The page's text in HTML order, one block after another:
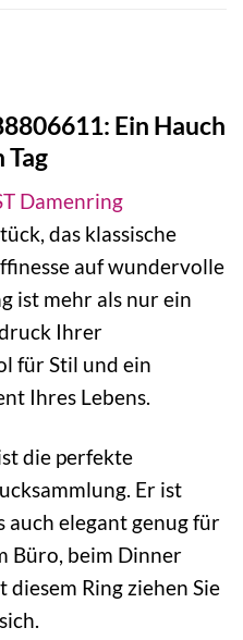
Ein Hauch
Tag
Damenring
das klassische
auf wundervolle
ist mehr als nur ein
Ihrer
für Stil und ein
Ihres Lebens.
die perfekte
Er ist
auch elegant genug für
Büro, beim Dinner
Ring ziehen Sie